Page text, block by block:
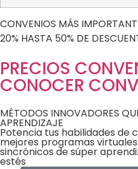
CONVENIOS MÁS
20% HASTA 50% DE
PRECIOS
CONOCER
MÉTODOS INNOVADORES
APRENDIZAJE
Potencia tus habilidades de
mejores programas
sincrónicos de súper
estés